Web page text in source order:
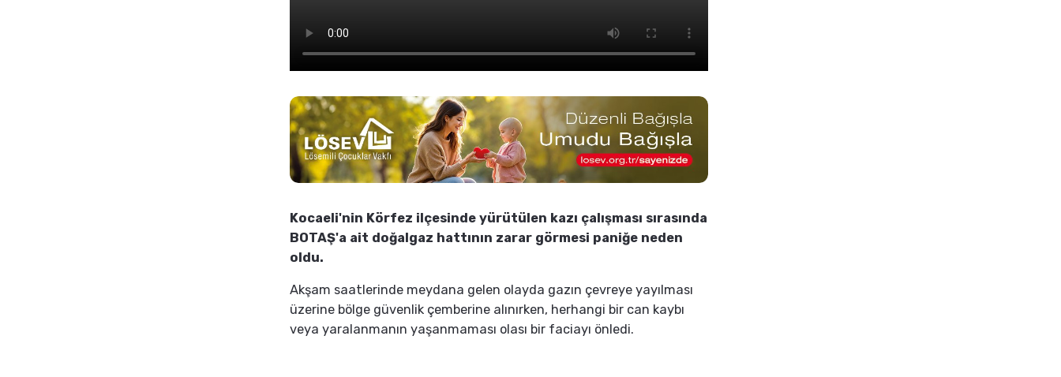
Kocaeli'nin Körfez ilçesinde yürütülen kazı çalışması sırasında
BOTAŞ'a ait doğalgaz hattının zarar görmesi paniğe neden
oldu.
Akşam saatlerinde meydana gelen olayda gazın çevreye yayılması
üzerine bölge güvenlik çemberine alınırken, herhangi bir can kaybı
veya yaralanmanın yaşanmaması olası bir faciayı önledi.